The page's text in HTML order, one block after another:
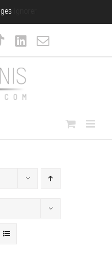
TiktokLinkedIn
Email